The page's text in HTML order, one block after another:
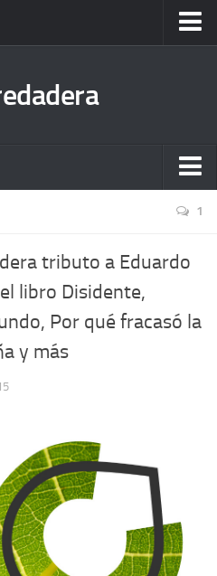
y ¡disfruta!
cuando quieras (podcast) 1
tributo a Eduardo
libro Disidente,
Por qué fracasó la
y más